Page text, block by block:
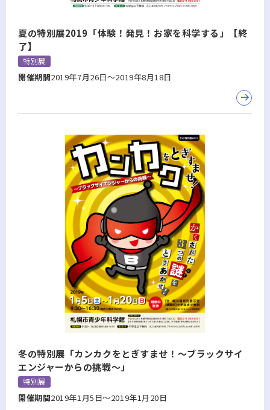
夏の特別展2019「体験！発見！お家を科学する」【終
了】
特別展
開催期間2019年7月26日～2019年8月18日
冬の特別展「カンカクをとぎすませ！～ブラックサイ
エンジャーからの挑戦～」
特別展
開催期間2019年1月5日～2019年1月20日